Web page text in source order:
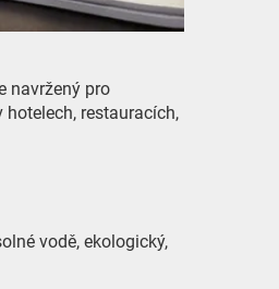
navržený pro
restauracích,
vodě, ekologický,